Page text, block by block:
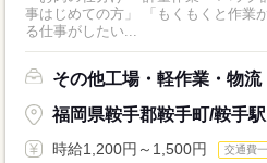
事はじめての方」 「もくもくと作業
る仕事がしたい...
その他工場・軽作業・物流
福岡県鞍手郡鞍手町/鞍手駅
時給1,200円～1,500円 交通費